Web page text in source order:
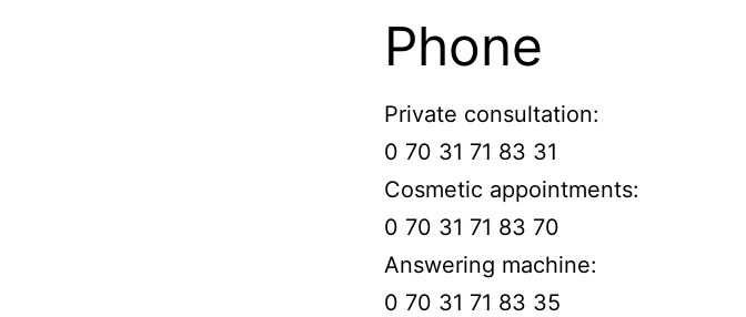
Phone
Private consultation:
0 70 31 71 83 31
Cosmetic appointments:
0 70 31 71 83 70
Answering machine:
0 70 31 71 83 35